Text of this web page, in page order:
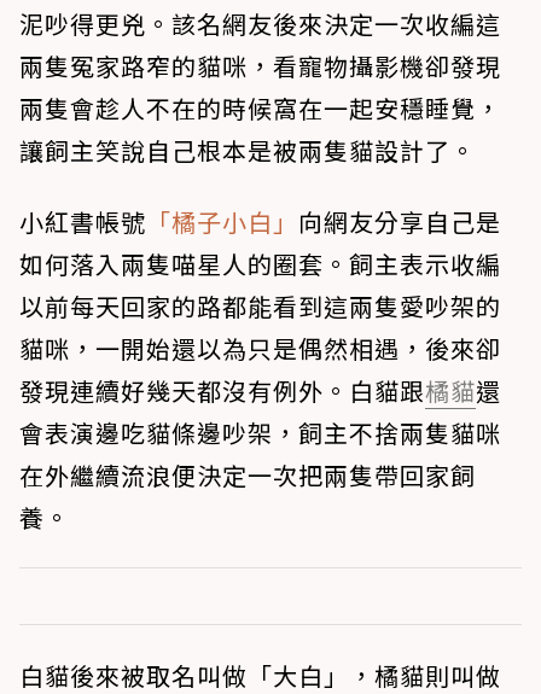
泥吵得更兇。該名網友後來決定一次收編這
兩隻冤家路窄的貓咪，看寵物攝影機卻發現
兩隻會趁人不在的時候窩在一起安穩睡覺，
讓飼主笑說自己根本是被兩隻貓設計了。
小紅書帳號 「橘子小白」 向網友分享自己是
如何落入兩隻喵星人的圈套。飼主表示收編
以前每天回家的路都能看到這兩隻愛吵架的
貓咪，一開始還以為只是偶然相遇，後來卻
發現連續好幾天都沒有例外。白貓跟橘貓還
會表演邊吃貓條邊吵架，飼主不捨兩隻貓咪
在外繼續流浪便決定一次把兩隻帶回家飼
養。
白貓後來被取名叫做「大白」，橘貓則叫做